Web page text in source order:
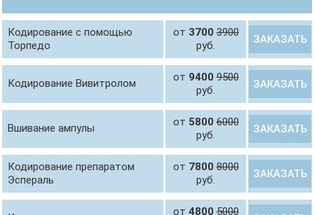
Кодирование с помощью
Торпедо
от 37003900
руб.
ЗАКАЗАТЬ
Кодирование Вивитролом от 94009500
руб.
ЗАКАЗАТЬ
Вшивание ампулы от 58006000
руб.
ЗАКАЗАТЬ
Кодирование препаратом
Эспераль
от 78008000
руб.
ЗАКАЗАТЬ
от 48005000